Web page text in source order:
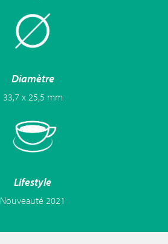
Diamètre
33,7 x 25,5 mm
Lifestyle
Nouveauté 2021